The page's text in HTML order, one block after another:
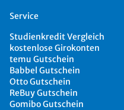
Service
Studienkredit Vergleich
kostenlose Girokonten
temu Gutschein
Babbel Gutschein
Otto Gutschein
ReBuy Gutschein
Gomibo Gutschein